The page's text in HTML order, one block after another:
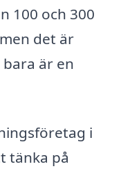
100 och 300
det är
är en
i
tänka på